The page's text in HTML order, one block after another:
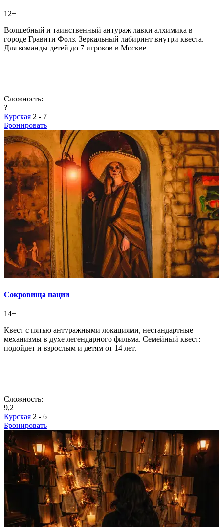
12+
Волшебный и таинственный антураж лавки алхимика в
городе Гравити Фолз. Зеркальный лабиринт внутри квеста.
Для команды детей до 7 игроков в Москве
Сложность:
?
Курская 2 - 7
Бронировать
Сокровища нации
14+
Квест с пятью антуражными локациями, нестандартные
механизмы в духе легендарного фильма. Семейный квест:
подойдет и взрослым и детям от 14 лет.
Сложность:
9,2
Курская 2 - 6
Бронировать